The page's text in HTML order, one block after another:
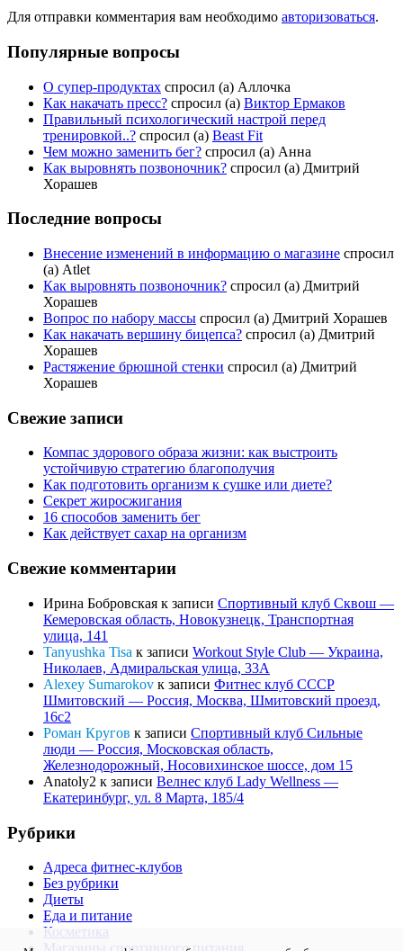
Для отправки комментария вам необходимо авторизоваться.
Популярные вопросы
О супер-продуктах спросил (а) Аллочка
Как накачать пресс? спросил (а) Виктор Ермаков
Правильный психологический настрой перед
тренировкой..? спросил (а) Beast Fit
Чем можно заменить бег? спросил (а) Анна
Как выровнять позвоночник? спросил (а) Дмитрий
Хорашев
Последние вопросы
Внесение изменений в информацию о магазине спросил
(а) Atlet
Как выровнять позвоночник? спросил (а) Дмитрий
Хорашев
Вопрос по набору массы спросил (а) Дмитрий Хорашев
Как накачать вершину бицепса? спросил (а) Дмитрий
Хорашев
Растяжение брюшной стенки спросил (а) Дмитрий
Хорашев
Свежие записи
Компас здорового образа жизни: как выстроить
устойчивую стратегию благополучия
Как подготовить организм к сушке или диете?
Секрет жиросжигания
16 способов заменить бег
Как действует сахар на организм
Свежие комментарии
Ирина Бобровская к записи Спортивный клуб Сквош —
Кемеровская область, Новокузнецк, Транспортная
улица, 141
Tanyushka Tisa к записи Workout Style Club — Украина,
Николаев, Адмиральская улица, 33А
Alexey Sumarokov к записи Фитнес клуб СССР
Шмитовский — Россия, Москва, Шмитовский проезд,
16с2
Роман Кругов к записи Спортивный клуб Сильные
люди — Россия, Московская область,
Железнодорожный, Носовихинское шоссе, дом 15
Anatoly2 к записи Велнес клуб Lady Wellness —
Екатеринбург, ул. 8 Марта, 185/4
Рубрики
Адреса фитнес-клубов
Без рубрики
Диеты
Еда и питание
Косметика